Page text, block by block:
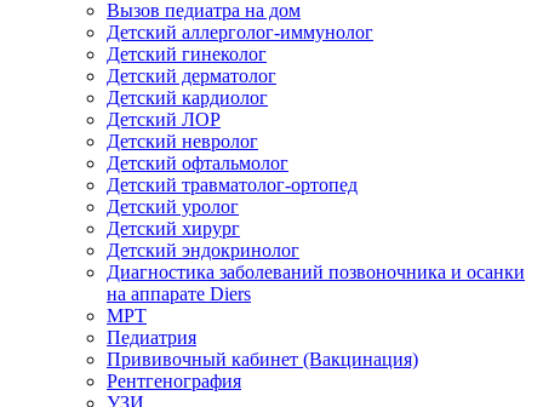
Вызов педиатра на дом
Детский аллерголог-иммунолог
Детский гинеколог
Детский дерматолог
Детский кардиолог
Детский ЛОР
Детский невролог
Детский офтальмолог
Детский травматолог-ортопед
Детский уролог
Детский хирург
Детский эндокринолог
Диагностика заболеваний позвоночника и осанки
на аппарате Diers
МРТ
Педиатрия
Прививочный кабинет (Вакцинация)
Рентгенография